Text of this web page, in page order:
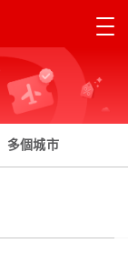
多個城市